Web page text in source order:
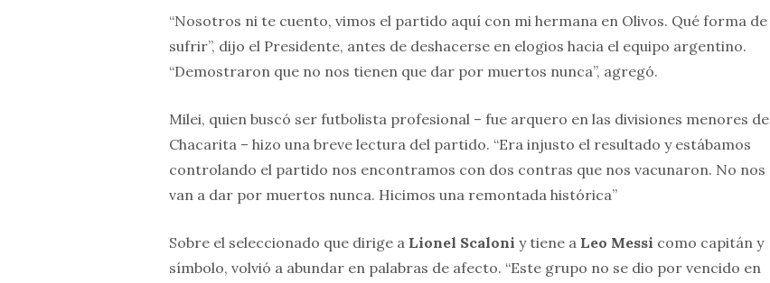
“Nosotros ni te cuento, vimos el partido aquí con mi hermana en Olivos. Qué forma de
sufrir”, dijo el Presidente, antes de deshacerse en elogios hacia el equipo argentino.
“Demostraron que no nos tienen que dar por muertos nunca”, agregó.
Milei, quien buscó ser futbolista profesional – fue arquero en las divisiones menores de
Chacarita – hizo una breve lectura del partido. “Era injusto el resultado y estábamos
controlando el partido nos encontramos con dos contras que nos vacunaron. No nos
van a dar por muertos nunca. Hicimos una remontada histórica”
Sobre el seleccionado que dirige a Lionel Scaloni y tiene a Leo Messi como capitán y
símbolo, volvió a abundar en palabras de afecto. “Este grupo no se dio por vencido en